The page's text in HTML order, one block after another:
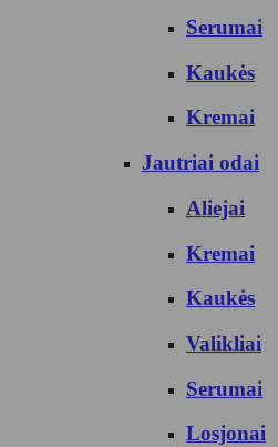
Serumai
Kaukės
Kremai
Jautriai odai
Aliejai
Kremai
Kaukės
Valikliai
Serumai
Losjonai